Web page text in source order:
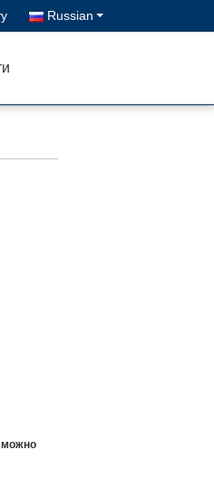
Russian
можно